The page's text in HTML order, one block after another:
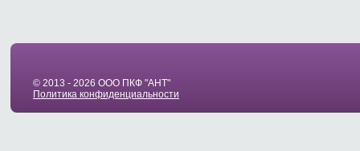
© 2013 - 2026 ООО ПКФ "АНТ"
Политика конфиденциальности